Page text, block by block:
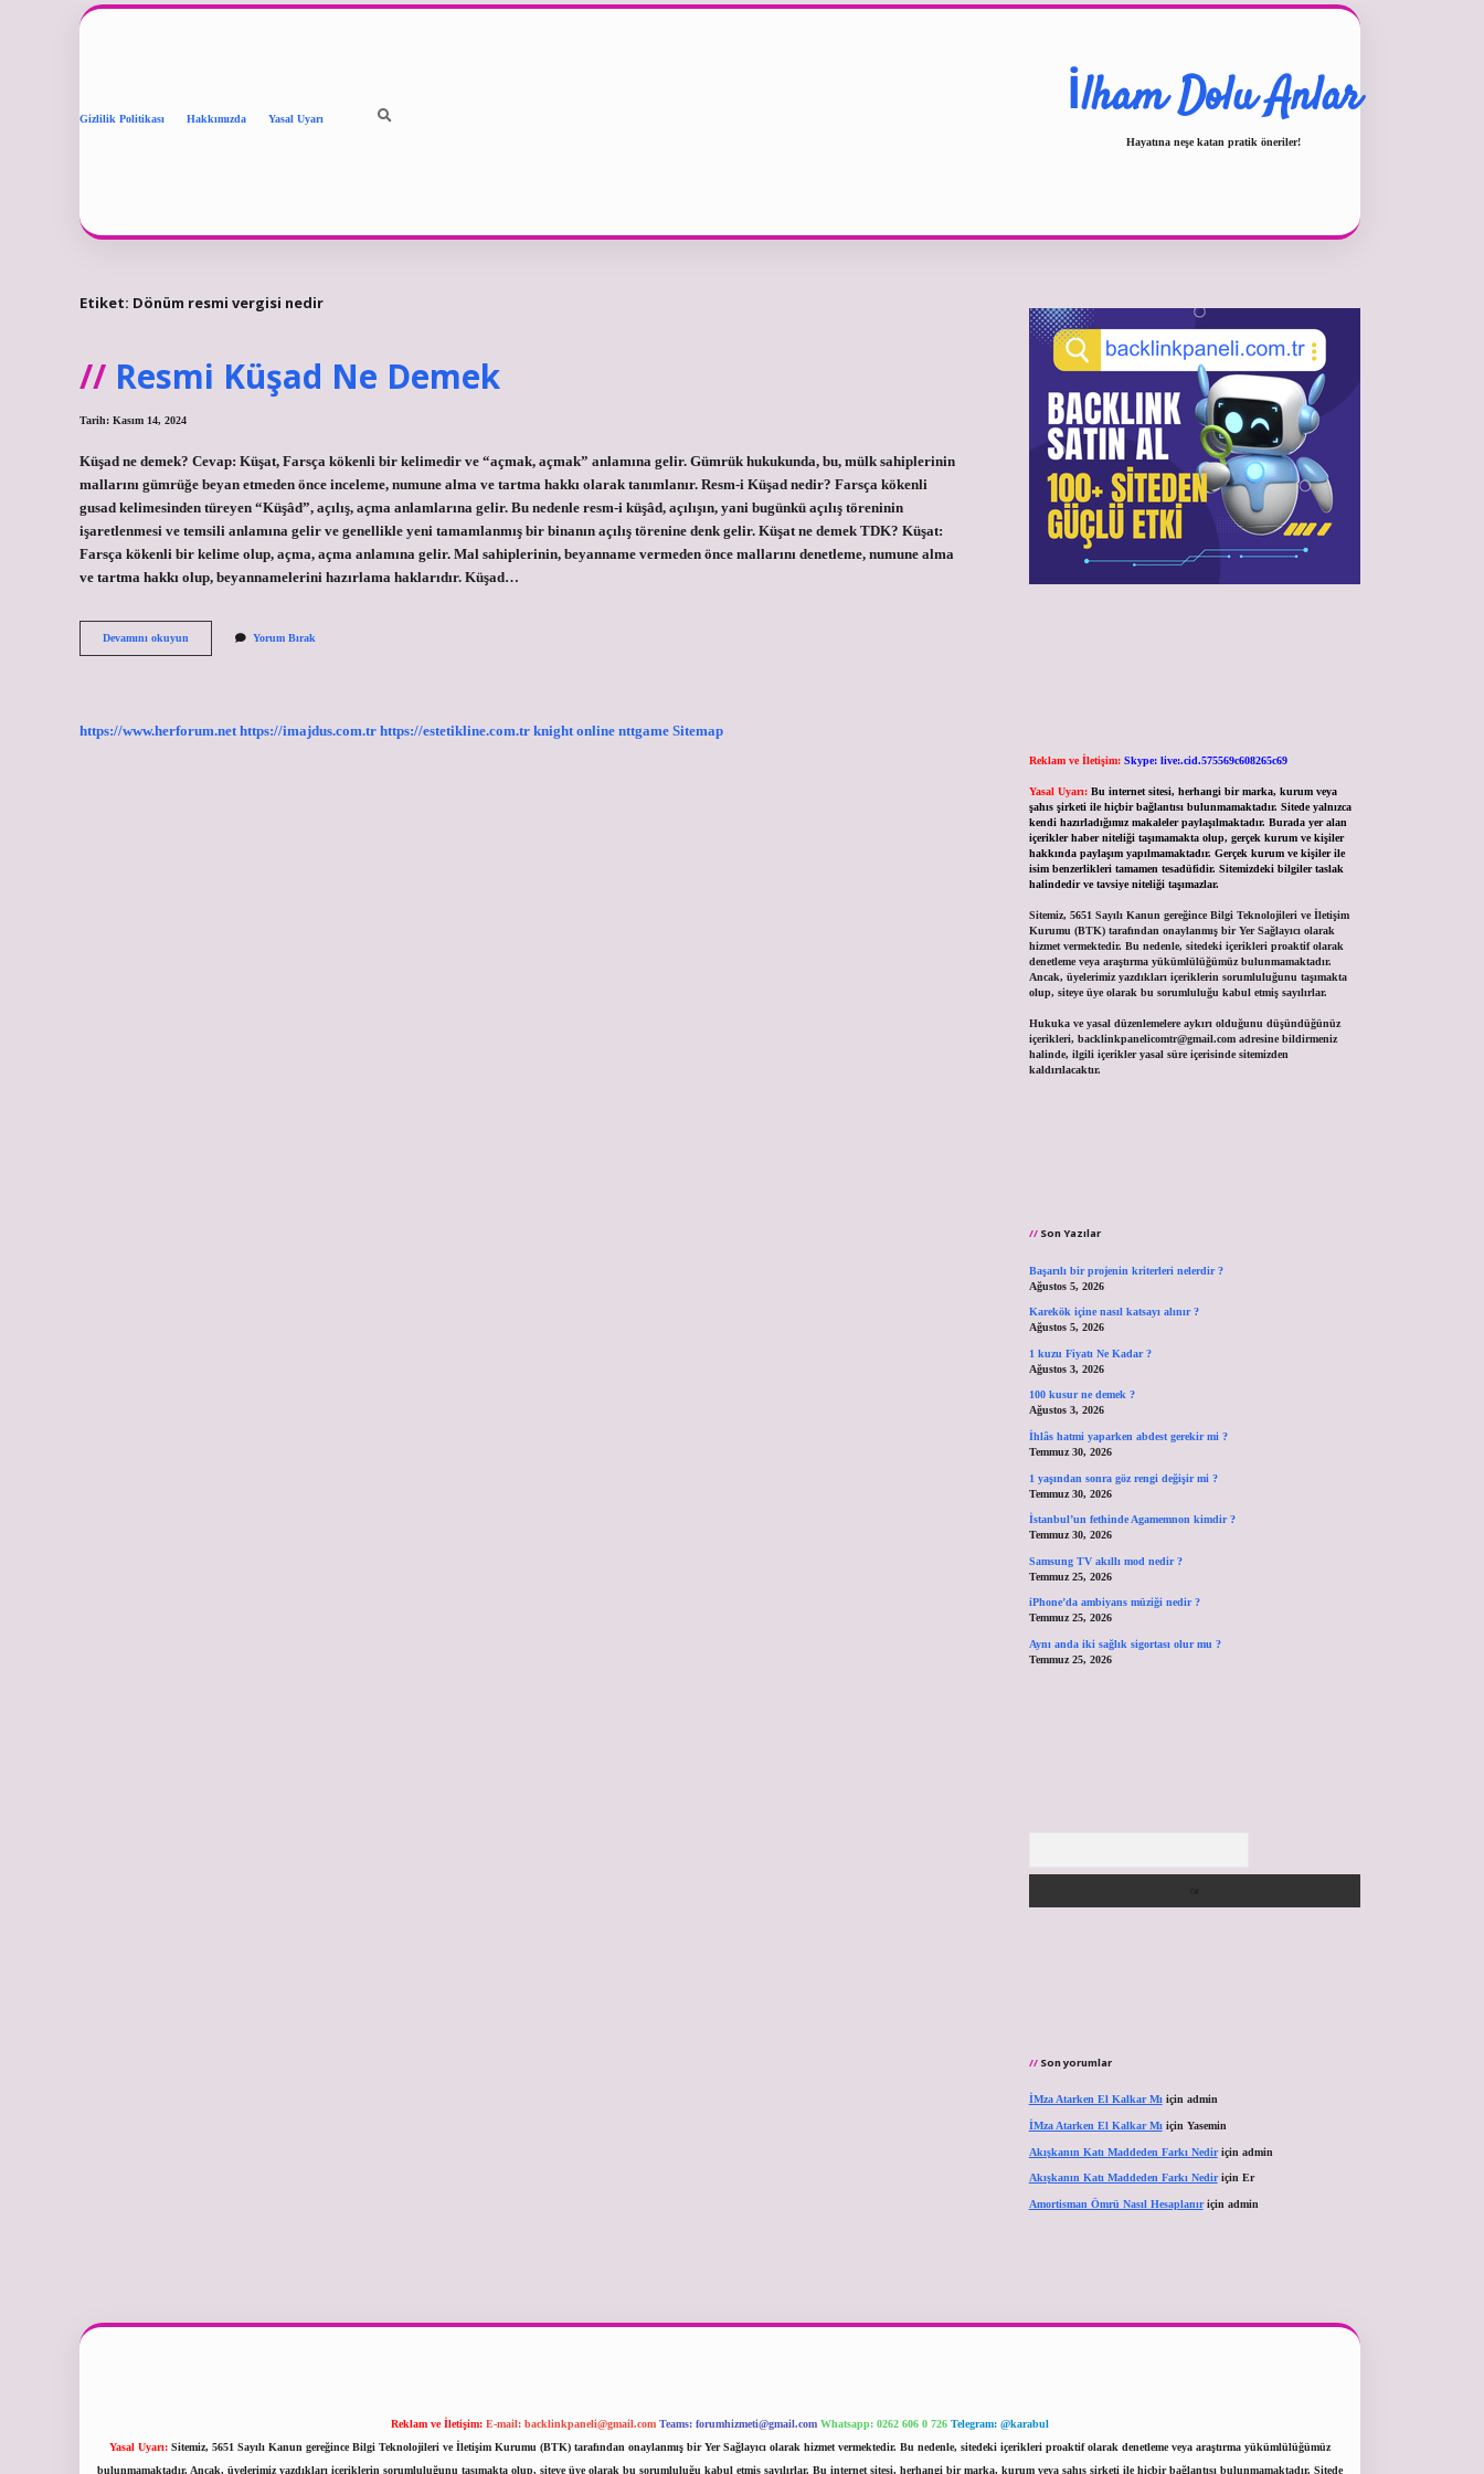
Gizlilik Politikası Hakkımızda Yasal Uyarı İlham Dolu Anlar
Hayatına neşe katan pratik öneriler!
Etiket: Dönüm resmi vergisi nedir
Resmi Küşad Ne Demek
Tarih: Kasım 14, 2024
Küşad ne demek? Cevap: Küşat, Farsça kökenli bir kelimedir ve “açmak, açmak” anlamına gelir. Gümrük hukukunda, bu, mülk sahiplerinin
mallarını gümrüğe beyan etmeden önce inceleme, numune alma ve tartma hakkı olarak tanımlanır. Resm-i Küşad nedir? Farsça kökenli
gusad kelimesinden türeyen “Küşâd”, açılış, açma anlamlarına gelir. Bu nedenle resm-i küşâd, açılışın, yani bugünkü açılış töreninin
işaretlenmesi ve temsili anlamına gelir ve genellikle yeni tamamlanmış bir binanın açılış törenine denk gelir. Küşat ne demek TDK? Küşat:
Farsça kökenli bir kelime olup, açma, açma anlamına gelir. Mal sahiplerinin, beyanname vermeden önce mallarını denetleme, numune alma
ve tartma hakkı olup, beyannamelerini hazırlama haklarıdır. Küşad…
Devamını okuyun
Küşad
Yorum Bırak
https://www.herforum.net https://imajdus.com.tr https://estetikline.com.tr knight online nttgame Sitemap
Reklam ve İletişim: Skype: live:.cid.575569c608265c69
Yasal Uyarı: Bu internet sitesi, herhangi bir marka, kurum veya
şahıs şirketi ile hiçbir bağlantısı bulunmamaktadır. Sitede yalnızca
kendi hazırladığımız makaleler paylaşılmaktadır. Burada yer alan
içerikler haber niteliği taşımamakta olup, gerçek kurum ve kişiler
hakkında paylaşım yapılmamaktadır. Gerçek kurum ve kişiler ile
isim benzerlikleri tamamen tesadüfidir. Sitemizdeki bilgiler taslak
halindedir ve tavsiye niteliği taşımazlar.
Sitemiz, 5651 Sayılı Kanun gereğince Bilgi Teknolojileri ve İletişim
Kurumu (BTK) tarafından onaylanmış bir Yer Sağlayıcı olarak
hizmet vermektedir. Bu nedenle, sitedeki içerikleri proaktif olarak
denetleme veya araştırma yükümlülüğümüz bulunmamaktadır.
Ancak, üyelerimiz yazdıkları içeriklerin sorumluluğunu taşımakta
olup, siteye üye olarak bu sorumluluğu kabul etmiş sayılırlar.
Hukuka ve yasal düzenlemelere aykırı olduğunu düşündüğünüz
içerikleri, backlinkpanelicomtr@gmail.comadresine bildirmeniz
halinde, ilgili içerikler yasal süre içerisinde sitemizden
kaldırılacaktır.
Son Yazılar
Başarılı bir projenin kriterleri nelerdir ?
Ağustos 5, 2026
Karekök içine nasıl katsayı alınır ?
Ağustos 5, 2026
1 kuzu Fiyatı Ne Kadar ?
Ağustos 3, 2026
100 kusur ne demek ?
Ağustos 3, 2026
İhlâs hatmi yaparken abdest gerekir mi ?
Temmuz 30, 2026
1 yaşından sonra göz rengi değişir mi ?
Temmuz 30, 2026
İstanbul’un fethinde Agamemnon kimdir ?
Temmuz 30, 2026
Samsung TV akıllı mod nedir ?
Temmuz 25, 2026
iPhone’da ambiyans müziği nedir ?
Temmuz 25, 2026
Aynı anda iki sağlık sigortası olur mu ?
Temmuz 25, 2026
Son yorumlar
İMza Atarken El Kalkar Mıiçin admin
İMza Atarken El Kalkar Mıiçin Yasemin
Akışkanın Katı Maddeden Farkı Nediriçin admin
Akışkanın Katı Maddeden Farkı Nediriçin Er
Amortisman Ömrü Nasıl Hesaplanıriçin admin
Reklam ve İletişim: E-mail: backlinkpaneli@gmail.com Teams: forumhizmeti@gmail.com Whatsapp: 0262 606 0 726 Telegram: @karabul
Yasal Uyarı: Sitemiz, 5651 Sayılı Kanun gereğince Bilgi Teknolojileri ve İletişim Kurumu (BTK) tarafından onaylanmış bir Yer Sağlayıcı olarak hizmet vermektedir. Bu nedenle, sitedeki içerikleri proaktif olarak denetleme veya araştırma yükümlülüğümüz
bulunmamaktadır. Ancak, üyelerimiz yazdıkları içeriklerin sorumluluğunu taşımakta olup, siteye üye olarak bu sorumluluğu kabul etmiş sayılırlar. Bu internet sitesi, herhangi bir marka, kurum veya şahıs şirketi ile hiçbir bağlantısı bulunmamaktadır. Sitede